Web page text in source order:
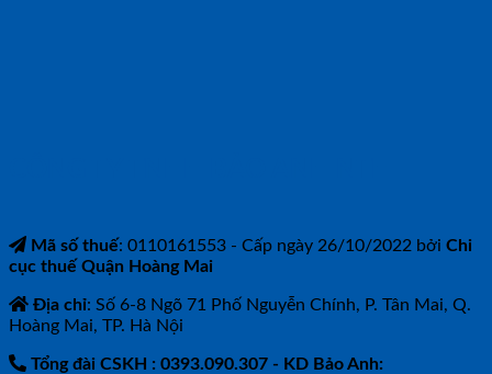
Mã số thuế: 0110161553 - Cấp ngày 26/10/2022 bởi Chi
cục thuế Quận Hoàng Mai
Địa chỉ: Số 6-8 Ngõ 71 Phố Nguyễn Chính, P. Tân Mai, Q.
Hoàng Mai, TP. Hà Nội
Tổng đài CSKH : 0393.090.307 - KD Bảo Anh: